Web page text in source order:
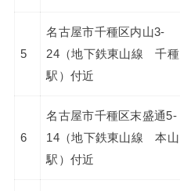
5
名古屋市千種区内山3-
24（地下鉄東山線 千種
駅）付近
6
名古屋市千種区末盛通5-
14（地下鉄東山線 本山
駅）付近